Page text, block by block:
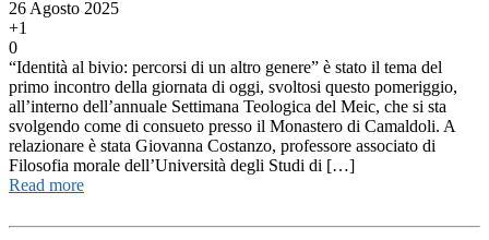
26 Agosto 2025
+1
0
“Identità al bivio: percorsi di un altro genere” è stato il tema del
primo incontro della giornata di oggi, svoltosi questo pomeriggio,
all’interno dell’annuale Settimana Teologica del Meic, che si sta
svolgendo come di consueto presso il Monastero di Camaldoli. A
relazionare è stata Giovanna Costanzo, professore associato di
Filosofia morale dell’Università degli Studi di […]
Read more